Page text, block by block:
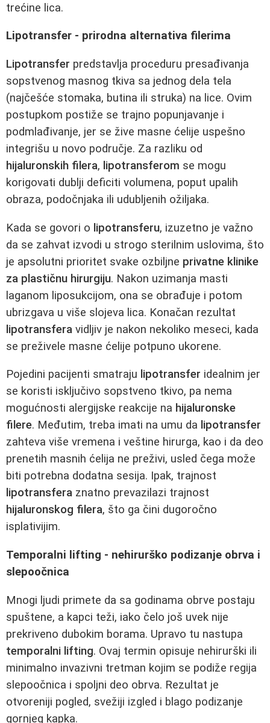
trećine lica.
Lipotransfer - prirodna alternativa filerima
Lipotransfer predstavlja proceduru presađivanja
sopstvenog masnog tkiva sa jednog dela tela
(najčešće stomaka, butina ili struka) na lice. Ovim
postupkom postiže se trajno popunjavanje i
podmlađivanje, jer se žive masne ćelije uspešno
integrišu u novo područje. Za razliku od
hijaluronskih filera, lipotransferom se mogu
korigovati dublji deficiti volumena, poput upalih
obraza, podočnjaka ili udubljenih ožiljaka.
Kada se govori o lipotransferu, izuzetno je važno
da se zahvat izvodi u strogo sterilnim uslovima, što
je apsolutni prioritet svake ozbiljne privatne klinike
za plastičnu hirurgiju. Nakon uzimanja masti
laganom liposukcijom, ona se obrađuje i potom
ubrizgava u više slojeva lica. Konačan rezultat
lipotransfera vidljiv je nakon nekoliko meseci, kada
se preživele masne ćelije potpuno ukorene.
Pojedini pacijenti smatraju lipotransfer idealnim jer
se koristi isključivo sopstveno tkivo, pa nema
mogućnosti alergijske reakcije na hijaluronske
filere. Međutim, treba imati na umu da lipotransfer
zahteva više vremena i veštine hirurga, kao i da deo
prenetih masnih ćelija ne preživi, usled čega može
biti potrebna dodatna sesija. Ipak, trajnost
lipotransfera znatno prevazilazi trajnost
hijaluronskog filera, što ga čini dugoročno
isplativijim.
Temporalni lifting - nehirurško podizanje obrva i
slepoočnica
Mnogi ljudi primete da sa godinama obrve postaju
spuštene, a kapci teži, iako čelo još uvek nije
prekriveno dubokim borama. Upravo tu nastupa
temporalni lifting. Ovaj termin opisuje nehirurški ili
minimalno invazivni tretman kojim se podiže regija
slepoočnica i spoljni deo obrva. Rezultat je
otvoreniji pogled, svežiji izgled i blago podizanje
gornjeg kapka.